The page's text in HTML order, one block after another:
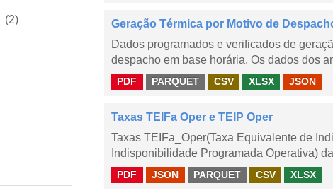
(2)
Geração Térmica por Motivo de
Dados programados e verificados de
despacho em base horária. Os dados dos
PDF PARQUET CSV XLSX JSON
Taxas TEIFa Oper e TEIP Oper
Taxas TEIFa_Oper(Taxa Equivalente de
Indisponibilidade Programada Operativa)
PDF JSON PARQUET CSV XLSX